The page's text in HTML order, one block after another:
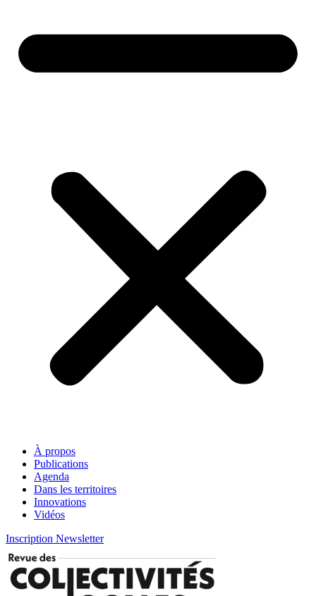
À propos
Publications
Agenda
Dans les territoires
Innovations
Vidéos
Inscription Newsletter